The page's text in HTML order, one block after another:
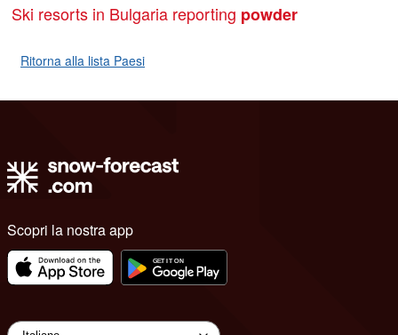
Ski resorts in Bulgaria reporting powder
Ritorna alla lista Paesi
Scopri la nostra app